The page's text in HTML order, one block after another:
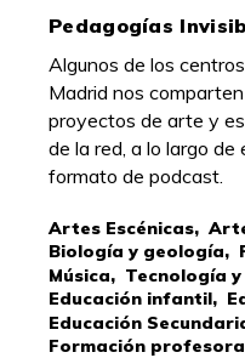
Pedagogías
Algunos de los
Madrid nos
proyectos de arte y
de la red, a lo largo
formato de podcast.
Artes Escénicas,
Biología y geología,
Música, Tecnología
Educación infantil,
Educación
Formación